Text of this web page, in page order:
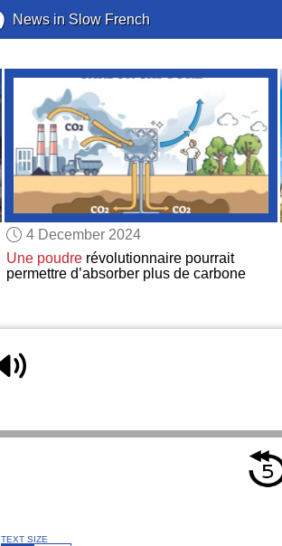
News in Slow French
4 December 2024
Une poudrerévolutionnaire pourrait
permettre d’absorber plus de carbone
TEXT SIZE